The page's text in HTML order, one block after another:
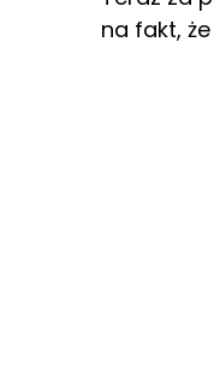
na fakt,